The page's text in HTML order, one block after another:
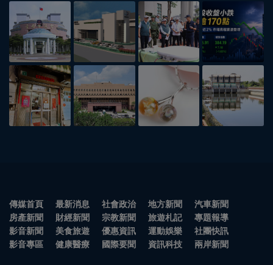
傳媒首頁 最新消息 社會政治 地方新聞
汽車新聞
房產新聞
財經新聞 宗教新聞 旅遊札記
專題報導
影音新聞
美食旅遊 優惠資訊 運動娛樂
社團快訊
影音專區
健康醫療 國際要聞 資訊科技 兩岸新聞